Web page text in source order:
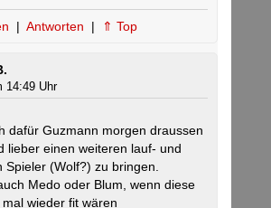
| Antworten | ⇑ Top
14:49 Uhr
dafür Guzmann morgen draussen
lieber einen weiteren lauf- und
Spieler (Wolf?) zu bringen.
Medo oder Blum, wenn diese
wieder fit wären